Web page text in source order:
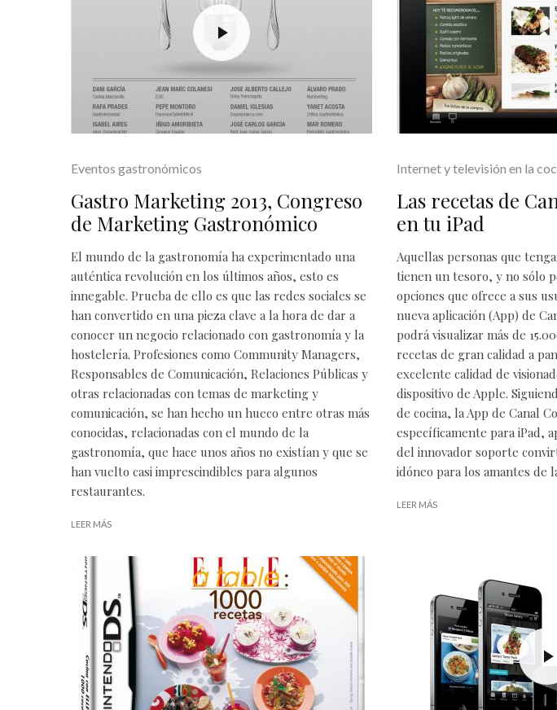
Eventos gastronómicos
Gastro Marketing 2013, Congreso
de Marketing Gastronómico
El mundo de la gastronomía ha experimentado una
auténtica revolución en los últimos años, esto es
innegable. Prueba de ello es que las redes sociales se
han convertido en una pieza clave a la hora de dar a
conocer un negocio relacionado con gastronomía y la
hostelería. Profesiones como Community Managers,
Responsables de Comunicación, Relaciones Públicas y
otras relacionadas con temas de marketing y
comunicación, se han hecho un hueco entre otras más
conocidas, relacionadas con el mundo de la
gastronomía, que hace unos años no existían y que se
han vuelto casi imprescindibles para algunos
restaurantes.
LEER MÁS
Internet y televisión en la
Las recetas de
en tu iPad
Aquellas personas que
tienen un tesoro, y no sólo
opciones que ofrece a sus
nueva aplicación (App) de
podrá visualizar más de
recetas de gran calidad a
excelente calidad de
dispositivo de Apple.
de cocina, la App de Canal
específicamente para iPad,
del innovador soporte
idóneo para los amantes de
LEER MÁS